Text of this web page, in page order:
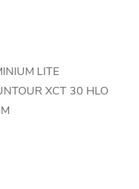
LITE
XCT 30 HLO